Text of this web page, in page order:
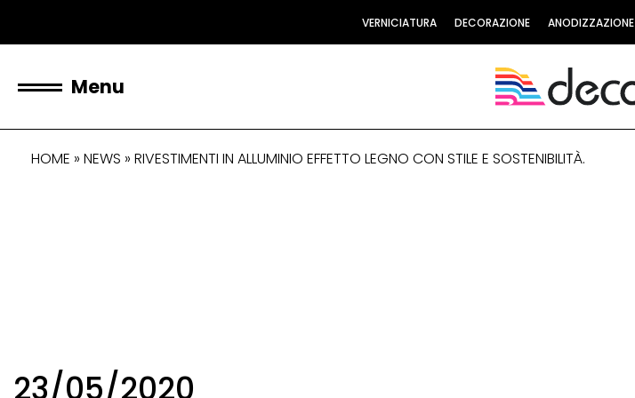
VERNICIATURA DECORAZIONE ANODIZZAZIONE
Menu
HOME » NEWS » RIVESTIMENTI IN ALLUMINIO EFFETTO LEGNO CON STILE E SOSTENIBILITÀ.
23/05/2020